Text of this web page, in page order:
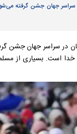
جهان جشن گرفته
در سراسر جهان جشن
خدا است. بسیاری از